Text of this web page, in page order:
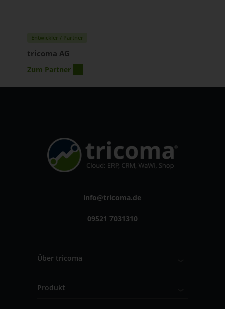
Entwickler / Partner
tricoma AG
Zum Partner
info@tricoma.de
09521 7031310
Über tricoma
Produkt